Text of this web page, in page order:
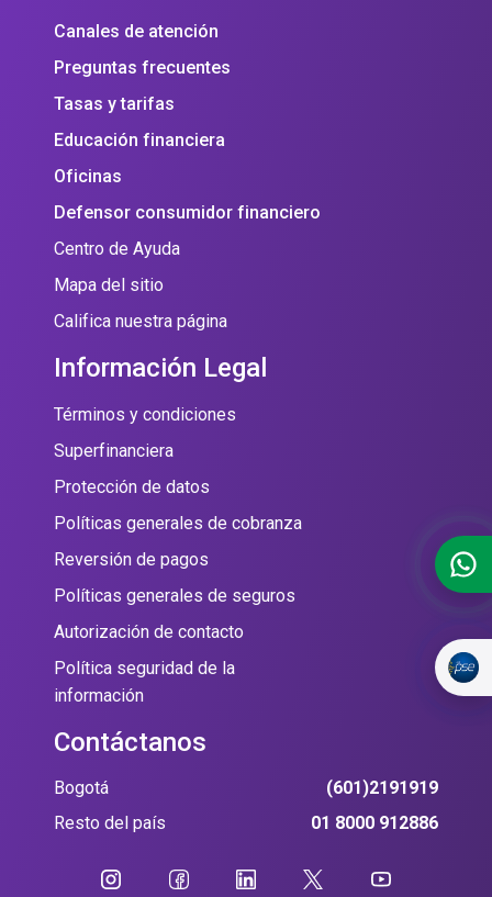
Canales de atención
Preguntas frecuentes
Tasas y tarifas
Educación financiera
Oficinas
Defensor consumidor financiero
Centro de Ayuda
Mapa del sitio
Califica nuestra página
Información Legal
Términos y condiciones
Superfinanciera
Protección de datos
Políticas generales de cobranza
Reversión de pagos
Políticas generales de seguros
Autorización de contacto
Política seguridad de la
información
Contáctanos
Bogotá
(601)2191919
Resto del país
01 8000 912886